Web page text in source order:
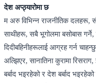
देश अप्ठ्यारोमा छ
म अरु विभिन्न राजनीतिक दलहरू,
साथीहरू, सबै भूगोलमा बसोबास
दिदीबहिनीहरूलाई आग्रह गर्न
अल्झिएर, सानातिना कुरामा
बर्बाद भइरहेको र देश बर्बाद